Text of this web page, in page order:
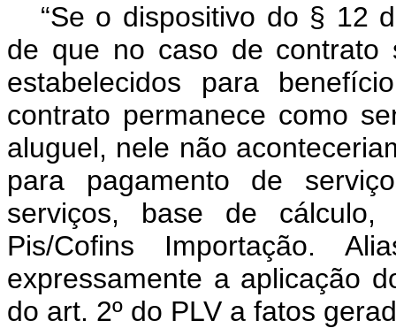
“Se o dispositivo do § 12
de que no caso de contrato
estabelecidos para
contrato permanece como
aluguel, nele não
para pagamento de
serviços, base de
Pis/Cofins Importação.
expressamente a aplicação
do art. 2º do PLV a fatos